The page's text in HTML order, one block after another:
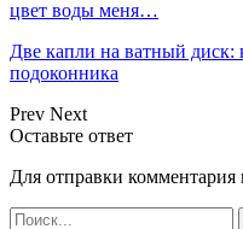
цвет воды меня…
Две капли на ватный диск:
подоконника
Prev Next
Оставьте ответ
Для отправки комментария